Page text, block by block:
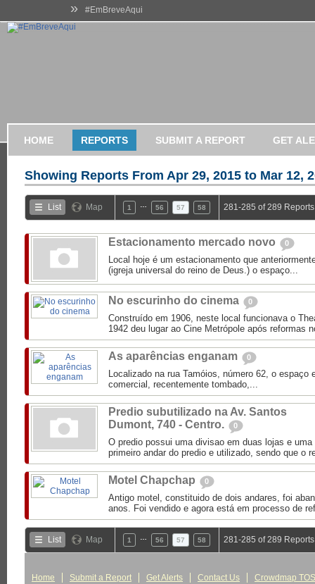
» #EmBreveAqui
HOME REPORTS SUBMIT A REPORT GET
Showing Reports From Apr 29, 2015 to Mar 12,
List Map 1 56 57 58 281-285 of 289 Reports
Estacionamento mercado novo 0
Local hoje é um estacionamento que
(igreja universal do reino de Deus.) o espaço...
No escurinho do cinema 0
Construído em 1906, neste local funcionava o
1942 deu lugar ao Cine Metrópole após reformas
As aparências enganam 0
Localizado na rua Tamóios, número 62, o espaço
comercial, recentemente tombado,...
Predio subutilizado na Av. Santos
Dumont, 740 - Centro.
0
O predio possui uma divisao em duas lojas e
primeiro andar do predio e utilizado, sendo que o
Motel Chapchap 0
Antigo motel, constituido de dois andares, foi
anos. Foi vendido e agora está em processo de
List Map 1 56 57 58 281-285 of 289 Reports
Home Submit a Report Get Alerts Contact Us Crowdmap TOS